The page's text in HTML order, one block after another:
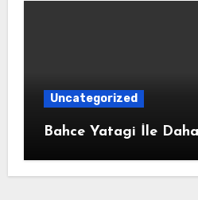
Uncategorized
Bahce Yatagi İle